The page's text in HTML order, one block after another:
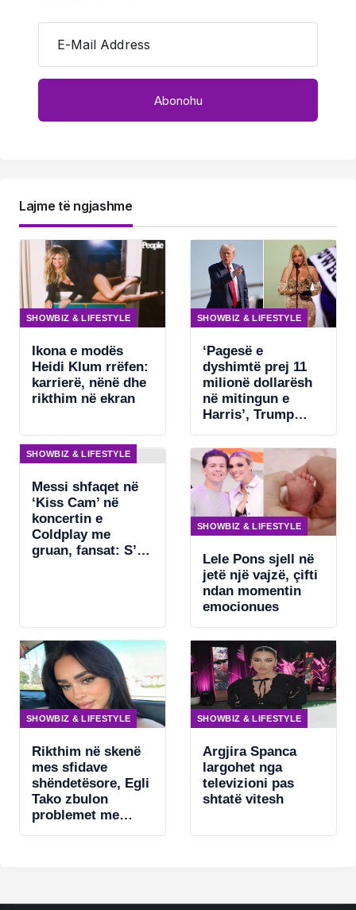
E-Mail Address
Lajme të ngjashme
SHOWBIZ & LIFESTYLE
Ikona e modës
Heidi Klum rrëfen:
karrierë, nënë dhe
rikthim në ekran
SHOWBIZ & LIFESTYLE
‘Pagesë e
dyshimtë prej 11
milionë dollarësh
në mitingun e
Harris’, Trump
penale për
Beyonce
SHOWBIZ & LIFESTYLE
Messi shfaqet në
‘Kiss Cam’ në
koncertin e
Coldplay me
gruan, fansat: S’ka
SHOWBIZ & LIFESTYLE
Lele Pons sjell në
jetë një vajzë, çifti
ndan momentin
emocionues
SHOWBIZ & LIFESTYLE
Rikthim në skenë
mes sfidave
shëndetësore, Egli
Tako zbulon
problemet me
SHOWBIZ & LIFESTYLE
Argjira Spanca
largohet nga
televizioni pas
shtatë vitesh